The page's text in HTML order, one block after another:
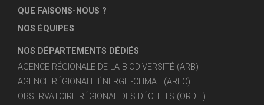
QUE FAISONS-NOUS ?
NOS ÉQUIPES
NOS DÉPARTEMENTS DÉDIÉS
AGENCE RÉGIONALE DE LA BIODIVERSITÉ (ARB)
AGENCE RÉGIONALE ÉNERGIE-CLIMAT (AREC)
OBSERVATOIRE RÉGIONAL DES DÉCHETS (ORDIF)